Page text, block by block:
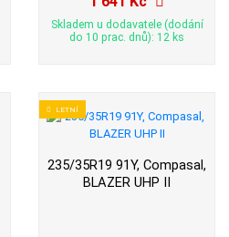
Skladem u dodavatele (dodání
do 10 prac. dnů): 12 ks
LETNÍ
235/35R19 91Y, Compasal,
BLAZER UHP II